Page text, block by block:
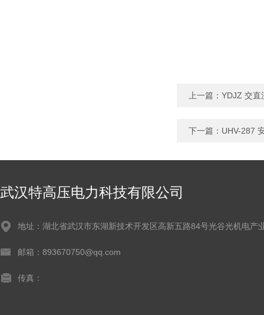
上一篇： YDJZ 交直
下一篇： UHV-287
武汉特高压电力科技有限公司
地址：湖北省武汉市东湖新技术开发区高新五路84号光谷光机电产
邮箱：893670750@qq.com
传真：